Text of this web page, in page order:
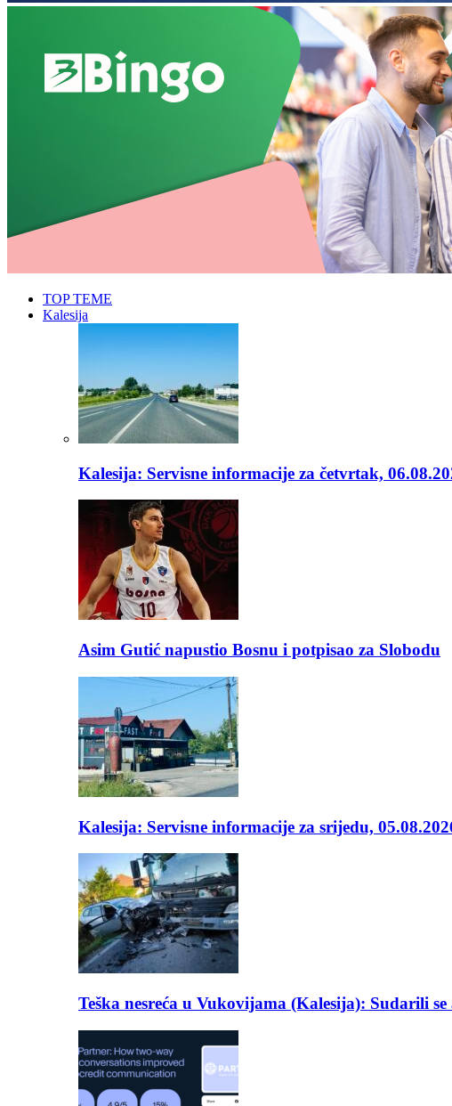
TOP TEME
Kalesija
Kalesija: Servisne informacije za četvrtak,
Asim Gutić napustio Bosnu i potpisao za Slobodu
Kalesija: Servisne informacije za srijedu,
Teška nesreća u Vukovijama (Kalesija): Sudarili